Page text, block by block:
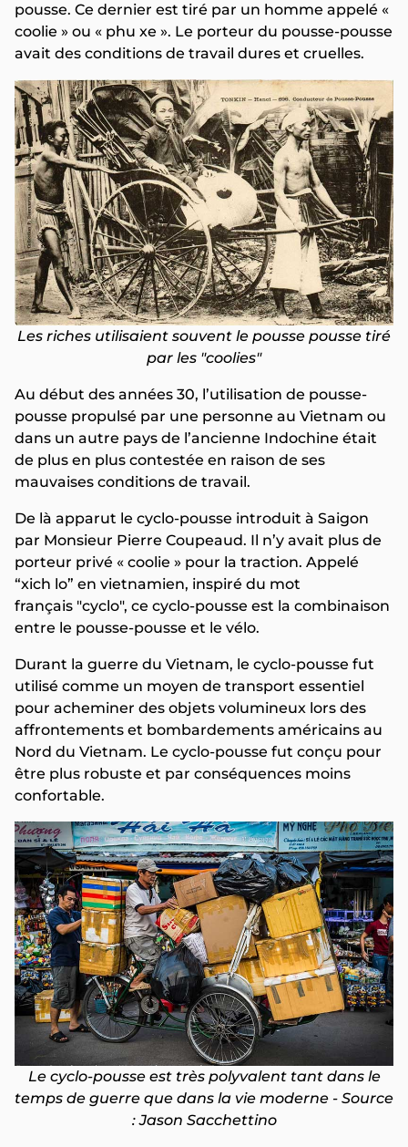
pousse. Ce dernier est tiré par un homme appelé «
coolie » ou « phu xe ». Le porteur du pousse-pousse
avait des conditions de travail dures et cruelles.
Les riches utilisaient souvent le pousse pousse tiré
par les "coolies"
Au début des années 30, l’utilisation de pousse-
pousse propulsé par une personne au Vietnam ou
dans un autre pays de l’ancienne Indochine était
de plus en plus contestée en raison de ses
mauvaises conditions de travail.
De là apparut le cyclo-pousse introduit à Saigon
par Monsieur Pierre Coupeaud. Il n’y avait plus de
porteur privé « coolie » pour la traction. Appelé
“xich lo” en vietnamien, inspiré du mot
français "cyclo", ce cyclo-pousse est la combinaison
entre le pousse-pousse et le vélo.
Durant la guerre du Vietnam, le cyclo-pousse fut
utilisé comme un moyen de transport essentiel
pour acheminer des objets volumineux lors des
affrontements et bombardements américains au
Nord du Vietnam. Le cyclo-pousse fut conçu pour
être plus robuste et par conséquences moins
confortable.
Le cyclo-pousse est très polyvalent tant dans le
temps de guerre que dans la vie moderne - Source
: Jason Sacchettino